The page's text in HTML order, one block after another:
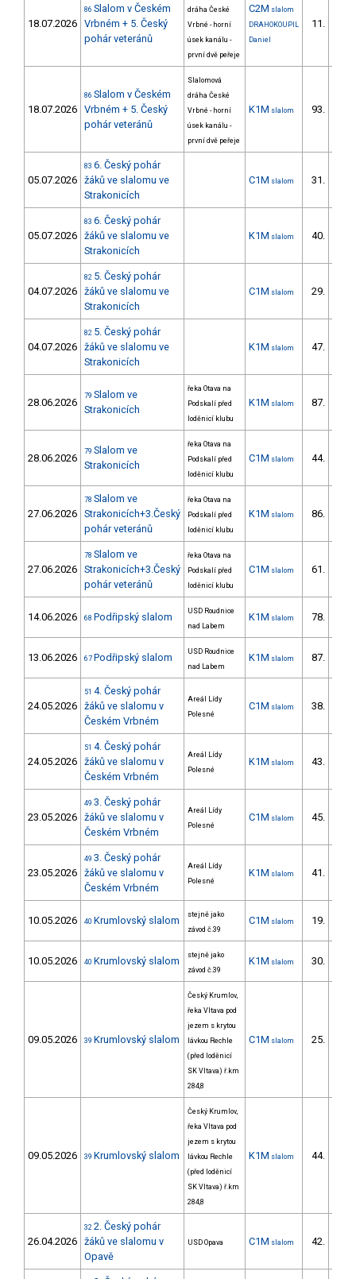
18.07.2026
86 Slalom v Českém
Vrbném + 5. Český
pohár veteránů
dráha České
Vrbné - horní
úsek kanálu -
první dvě peřeje
C2M slalom
DRAHOKOUPIL
Daniel
11.
18.07.2026
86 Slalom v Českém
Vrbném + 5. Český
pohár veteránů
Slalomová
dráha České
Vrbné - horní
úsek kanálu -
první dvě peřeje
K1M slalom 93.
05.07.2026
83 6. Český pohár
žáků ve slalomu ve
Strakonicích
C1M slalom 31.
05.07.2026
83 6. Český pohár
žáků ve slalomu ve
Strakonicích
K1M slalom 40.
04.07.2026
82 5. Český pohár
žáků ve slalomu ve
Strakonicích
C1M slalom 29.
04.07.2026
82 5. Český pohár
žáků ve slalomu ve
Strakonicích
K1M slalom 47.
28.06.2026
79 Slalom ve
Strakonicích
řeka Otava na
Podskalí před
loděnicí klubu
K1M slalom 87.
28.06.2026
79 Slalom ve
Strakonicích
řeka Otava na
Podskalí před
loděnicí klubu
C1M slalom 44.
27.06.2026
78 Slalom ve
Strakonicích+3.Český
pohár veteránů
řeka Otava na
Podskalí před
loděnicí klubu
K1M slalom 86.
27.06.2026
78 Slalom ve
Strakonicích+3.Český
pohár veteránů
řeka Otava na
Podskalí před
loděnicí klubu
C1M slalom 61.
14.06.2026 68 Podřipský slalom
USD Roudnice
nad Labem
K1M slalom 78.
13.06.2026 67 Podřipský slalom
USD Roudnice
nad Labem
K1M slalom 87.
24.05.2026
51 4. Český pohár
žáků ve slalomu v
Českém Vrbném
Areál Lídy
Polesné
C1M slalom 38.
24.05.2026
51 4. Český pohár
žáků ve slalomu v
Českém Vrbném
Areál Lídy
Polesné
K1M slalom 43.
23.05.2026
49 3. Český pohár
žáků ve slalomu v
Českém Vrbném
Areál Lídy
Polesné
C1M slalom 45.
23.05.2026
49 3. Český pohár
žáků ve slalomu v
Českém Vrbném
Areál Lídy
Polesné
K1M slalom 41.
10.05.2026 40 Krumlovský slalom
stejně jako
závod č.39
C1M slalom 19.
10.05.2026 40 Krumlovský slalom
stejně jako
závod č.39
K1M slalom 30.
09.05.2026 39 Krumlovský slalom
Český Krumlov,
řeka Vltava pod
jezem s krytou
lávkou Rechle
(před loděnicí
SK Vltava) ř.km
284,8
C1M slalom 25.
09.05.2026 39 Krumlovský slalom
Český Krumlov,
řeka Vltava pod
jezem s krytou
lávkou Rechle
(před loděnicí
SK Vltava) ř.km
284,8
K1M slalom 44.
26.04.2026
32 2. Český pohár
žáků ve slalomu v
Opavě
USD Opava C1M slalom 42.